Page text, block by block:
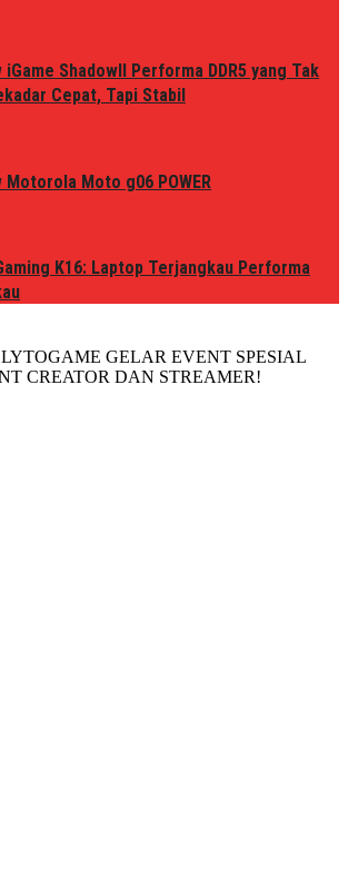
iGame ShadowII Performa DDR5 yang Tak
Cepat, Tapi Stabil
Motorola Moto g06 POWER
K16: Laptop Terjangkau Performa
LYTOGAME GELAR EVENT SPESIAL
CREATOR DAN STREAMER!